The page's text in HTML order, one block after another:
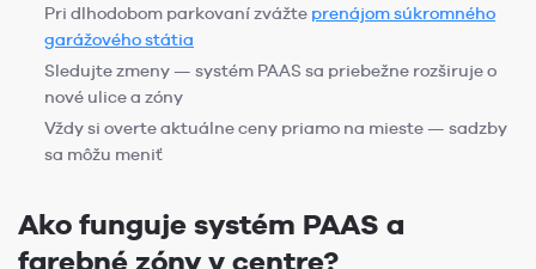
Pri dlhodobom parkovaní zvážte prenájom súkromného
garážového státia
Sledujte zmeny — systém PAAS sa priebežne rozširuje o
nové ulice a zóny
Vždy si overte aktuálne ceny priamo na mieste — sadzby
sa môžu meniť
Ako funguje systém PAAS a
farebné zóny v centre?